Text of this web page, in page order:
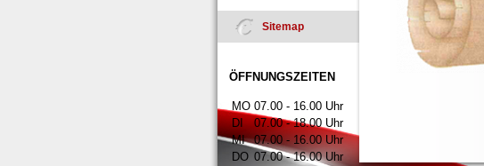
Sitemap
ÖFFNUNGSZEITEN
MO 07.00 - 16.00 Uhr
DI
07.00 - 18.00 Uhr
MI
07.00 - 16.00 Uhr
DO 07.00 - 16.00 Uhr